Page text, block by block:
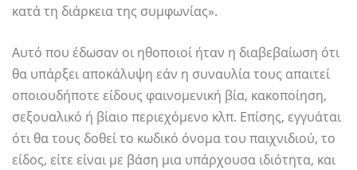
κατά τη διάρκεια της συμφωνίας».
Αυτό που έδωσαν οι ηθοποιοί ήταν η διαβεβαίωση ότι
θα υπάρξει αποκάλυψη εάν η συναυλία τους απαιτεί
οποιουδήποτε είδους φαινομενική βία, κακοποίηση,
σεξουαλικό ή βίαιο περιεχόμενο κλπ. Επίσης, εγγυάται
ότι θα τους δοθεί το κωδικό όνομα του παιχνιδιού, το
είδος, είτε είναι με βάση μια υπάρχουσα ιδιότητα, και